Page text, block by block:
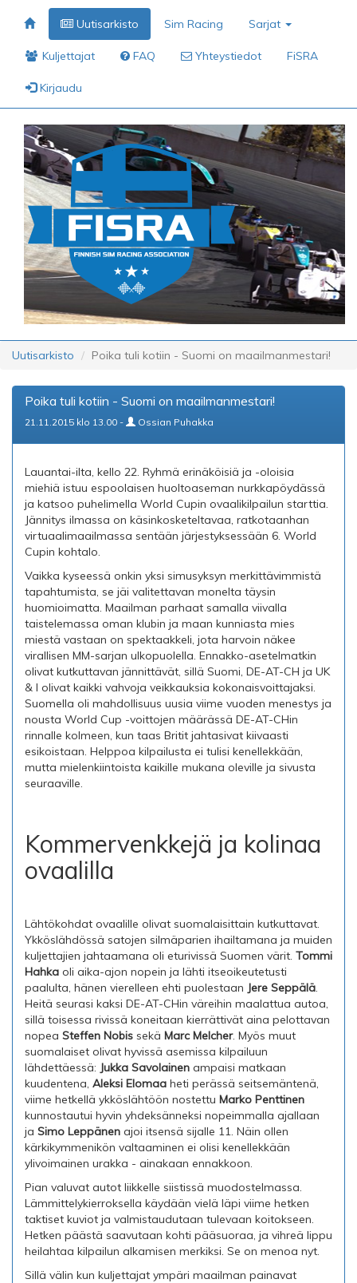
Uutisarkisto Sim Racing Sarjat
Kuljettajat FAQ Yhteystiedot FiSRA
Kirjaudu
Uutisarkisto Poika tuli kotiin - Suomi on maailmanmestari!
Poika tuli kotiin - Suomi on maailmanmestari!
21.11.2015 klo 13.00 - Ossian Puhakka
Lauantai-ilta, kello 22. Ryhmä erinäköisiä ja -oloisia
miehiä istuu espoolaisen huoltoaseman nurkkapöydässä
ja katsoo puhelimella World Cupin ovaalikilpailun starttia.
Jännitys ilmassa on käsinkosketeltavaa, ratkotaanhan
virtuaalimaailmassa sentään järjestyksessään 6. World
Cupin kohtalo.
Vaikka kyseessä onkin yksi simusyksyn merkittävimmistä
tapahtumista, se jäi valitettavan monelta täysin
huomioimatta. Maailman parhaat samalla viivalla
taistelemassa oman klubin ja maan kunniasta mies
miestä vastaan on spektaakkeli, jota harvoin näkee
virallisen MM-sarjan ulkopuolella. Ennakko-asetelmatkin
olivat kutkuttavan jännittävät, sillä Suomi, DE-AT-CH ja UK
& I olivat kaikki vahvoja veikkauksia kokonaisvoittajaksi.
Suomella oli mahdollisuus uusia viime vuoden menestys ja
nousta World Cup -voittojen määrässä DE-AT-CHin
rinnalle kolmeen, kun taas Britit jahtasivat kiivaasti
esikoistaan. Helppoa kilpailusta ei tulisi kenellekkään,
mutta mielenkiintoista kaikille mukana oleville ja sivusta
seuraaville.
Kommervenkkejä ja kolinaa
ovaalilla
Lähtökohdat ovaalille olivat suomalaisittain kutkuttavat.
Ykköslähdössä satojen silmäparien ihailtamana ja muiden
kuljettajien jahtaamana oli eturivissä Suomen värit. Tommi
Hahka oli aika-ajon nopein ja lähti itseoikeutetusti
paalulta, hänen vierelleen ehti puolestaan Jere Seppälä.
Heitä seurasi kaksi DE-AT-CHin väreihin maalattua autoa,
sillä toisessa rivissä koneitaan kierrättivät aina pelottavan
nopea Steffen Nobis sekä Marc Melcher. Myös muut
suomalaiset olivat hyvissä asemissa kilpailuun
lähdettäessä: Jukka Savolainen ampaisi matkaan
kuudentena, Aleksi Elomaa heti perässä seitsemäntenä,
viime hetkellä ykköslähtöön nostettu Marko Penttinen
kunnostautui hyvin yhdeksänneksi nopeimmalla ajallaan
ja Simo Leppänen ajoi itsensä sijalle 11. Näin ollen
kärkikymmenikön valtaaminen ei olisi kenellekkään
ylivoimainen urakka - ainakaan ennakkoon.
Pian valuvat autot liikkelle siistissä muodostelmassa.
Lämmittelykierroksella käydään vielä läpi viime hetken
taktiset kuviot ja valmistaudutaan tulevaan koitokseen.
Hetken päästä saavutaan kohti pääsuoraa, ja vihreä lippu
heilahtaa kilpailun alkamisen merkiksi. Se on menoa nyt.
Sillä välin kun kuljettajat ympäri maailman painavat